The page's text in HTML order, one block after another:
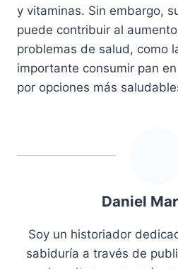
y vitaminas. Sin embargo,
puede contribuir al
problemas de salud, como
importante consumir pan
por opciones más
Daniel
Soy un historiador
sabiduría a través de